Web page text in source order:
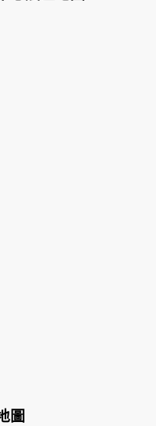
圖